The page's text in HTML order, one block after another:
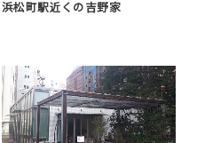
浜松町駅近くの吉野家